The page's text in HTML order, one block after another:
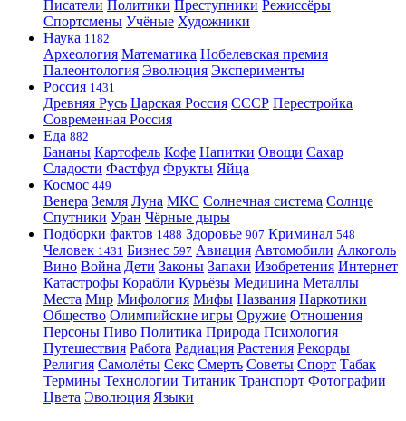
Писатели Политики Преступники Режиссёры
Спортсмены Учёные Художники
Наука 1182
Археология Математика Нобелевская премия
Палеонтология Эволюция Эксперименты
Россия 1431
Древняя Русь Царская Россия СССР Перестройка
Современная Россия
Еда 882
Бананы Картофель Кофе Напитки Овощи Сахар
Сладости Фастфуд Фрукты Яйца
Космос 449
Венера Земля Луна МКС Солнечная система Солнце
Спутники Уран Чёрные дыры
Подборки фактов 1488 Здоровье 907 Криминал 548
Человек 1431 Бизнес 597 Авиация Автомобили Алкоголь
Вино Война Дети Законы Запахи Изобретения Интернет
Катастрофы Корабли Курьёзы Медицина Металлы
Места Мир Мифология Мифы Названия Наркотики
Общество Олимпийские игры Оружие Отношения
Персоны Пиво Политика Природа Психология
Путешествия Работа Радиация Растения Рекорды
Религия Самолёты Секс Смерть Советы Спорт Табак
Термины Технологии Титаник Транспорт Фотографии
Цвета Эволюция Языки